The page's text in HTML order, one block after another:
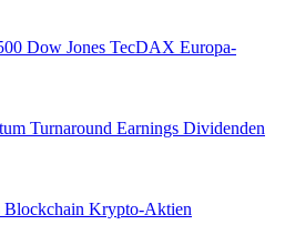
Dow Jones TecDAX Europa-
Turnaround Earnings Dividenden
Blockchain Krypto-Aktien